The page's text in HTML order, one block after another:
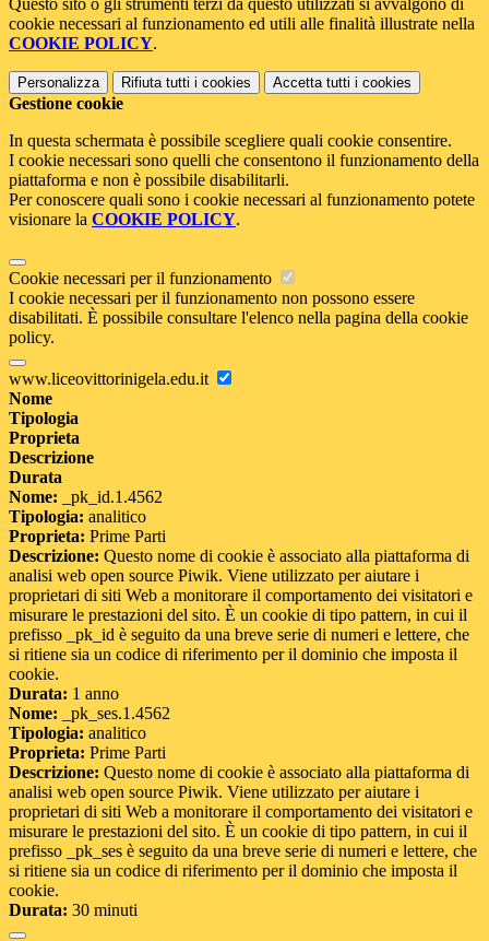
Questo sito o gli strumenti terzi da questo utilizzati si avvalgono di
cookie necessari al funzionamento ed utili alle finalità illustrate nella
COOKIE POLICY.
Personalizza Rifiuta tutti i cookies Accetta tutti i cookies
Gestione cookie
In questa schermata è possibile scegliere quali cookie consentire.
I cookie necessari sono quelli che consentono il funzionamento della
piattaforma e non è possibile disabilitarli.
Per conoscere quali sono i cookie necessari al funzionamento potete
visionare la COOKIE POLICY.
Cookie necessari per il funzionamento
I cookie necessari per il funzionamento non possono essere
disabilitati. È possibile consultare l'elenco nella pagina della cookie
policy.
www.liceovittorinigela.edu.it
Nome
Tipologia
Proprieta
Descrizione
Durata
Nome: _pk_id.1.4562
Tipologia: analitico
Proprieta: Prime Parti
Descrizione: Questo nome di cookie è associato alla piattaforma di
analisi web open source Piwik. Viene utilizzato per aiutare i
proprietari di siti Web a monitorare il comportamento dei visitatori e
misurare le prestazioni del sito. È un cookie di tipo pattern, in cui il
prefisso _pk_id è seguito da una breve serie di numeri e lettere, che
si ritiene sia un codice di riferimento per il dominio che imposta il
cookie.
Durata: 1 anno
Nome: _pk_ses.1.4562
Tipologia: analitico
Proprieta: Prime Parti
Descrizione: Questo nome di cookie è associato alla piattaforma di
analisi web open source Piwik. Viene utilizzato per aiutare i
proprietari di siti Web a monitorare il comportamento dei visitatori e
misurare le prestazioni del sito. È un cookie di tipo pattern, in cui il
prefisso _pk_ses è seguito da una breve serie di numeri e lettere, che
si ritiene sia un codice di riferimento per il dominio che imposta il
cookie.
Durata: 30 minuti